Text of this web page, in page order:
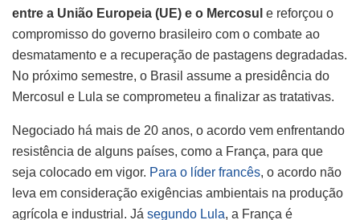
entre a União Europeia (UE) e o Mercosul e reforçou o
compromisso do governo brasileiro com o combate ao
desmatamento e a recuperação de pastagens degradadas.
No próximo semestre, o Brasil assume a presidência do
Mercosul e Lula se comprometeu a finalizar as tratativas.
Negociado há mais de 20 anos, o acordo vem enfrentando
resistência de alguns países, como a França, para que
seja colocado em vigor. Para o líder francês, o acordo não
leva em consideração exigências ambientais na produção
agrícola e industrial. Já segundo Lula, a França é